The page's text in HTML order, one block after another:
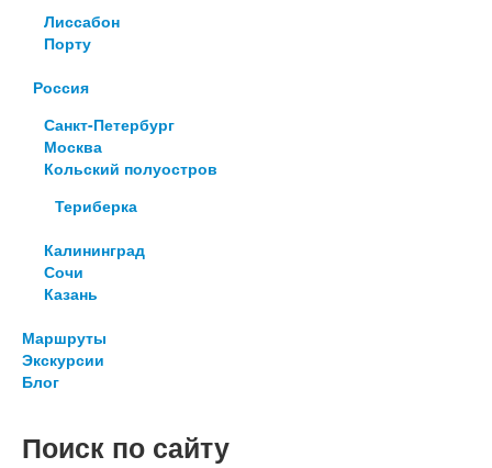
Лиссабон
Порту
Россия
Санкт-Петербург
Москва
Кольский полуостров
Териберка
Калининград
Сочи
Казань
Маршруты
Экскурсии
Блог
Поиск по сайту